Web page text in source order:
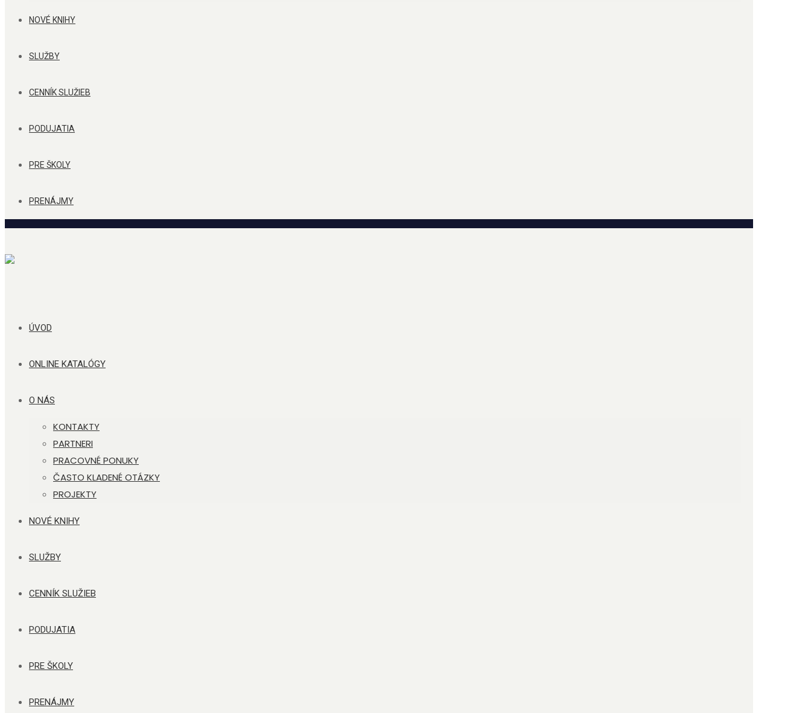
NOVÉ KNIHY
SLUŽBY
CENNÍK SLUŽIEB
PODUJATIA
PRE ŠKOLY
PRENÁJMY
ÚVOD
ONLINE KATALÓGY
O NÁS
KONTAKTY
PARTNERI
PRACOVNÉ PONUKY
ČASTO KLADENÉ OTÁZKY
PROJEKTY
NOVÉ KNIHY
SLUŽBY
CENNÍK SLUŽIEB
PODUJATIA
PRE ŠKOLY
PRENÁJMY